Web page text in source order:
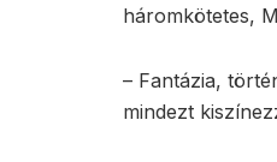
háromkötetes,
– Fantázia,
mindezt